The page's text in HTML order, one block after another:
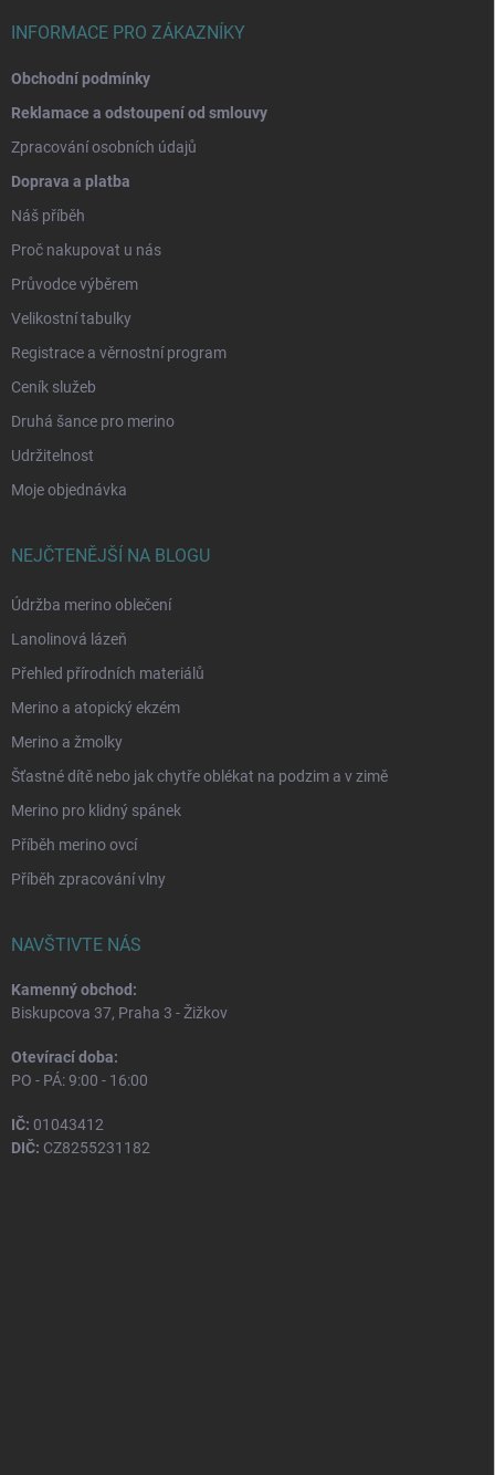
INFORMACE PRO ZÁKAZNÍKY
Obchodní podmínky
Reklamace a odstoupení od smlouvy
Zpracování osobních údajů
Doprava a platba
Náš příběh
Proč nakupovat u nás
Průvodce výběrem
Velikostní tabulky
Registrace a věrnostní program
Ceník služeb
Druhá šance pro merino
Udržitelnost
Moje objednávka
NEJČTENĚJŠÍ NA BLOGU
Údržba merino oblečení
Lanolinová lázeň
Přehled přírodních materiálů
Merino a atopický ekzém
Merino a žmolky
Šťastné dítě nebo jak chytře oblékat na podzim a v zimě
Merino pro klidný spánek
Příběh merino ovcí
Příběh zpracování vlny
NAVŠTIVTE NÁS
Kamenný obchod:
Biskupcova 37, Praha 3 - Žižkov
Otevírací doba:
PO - PÁ: 9:00 - 16:00
IČ: 01043412
DIČ: CZ8255231182